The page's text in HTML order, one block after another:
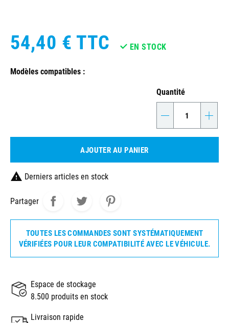
54,40 € TTC EN STOCK
Modèles compatibles :
Quantité
- +
AJOUTER AU PANIER
 Derniers articles en stock
Partager
TOUTES LES COMMANDES SONT SYSTÉMATIQUEMENT
VÉRIFIÉES POUR LEUR COMPATIBILITÉ AVEC LE VÉHICULE.
Espace de stockage
8.500 produits en stock
Livraison rapide